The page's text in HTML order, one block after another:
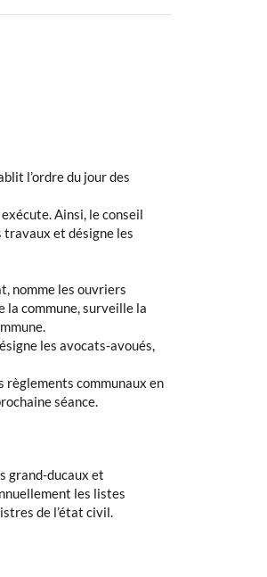
l’ordre du jour des
Ainsi, le conseil
travaux et désigne les
nomme les ouvriers
la commune, surveille la
les avocats-avoués,
règlements communaux en
séance.
grand-ducaux et
les listes
de l’état civil.